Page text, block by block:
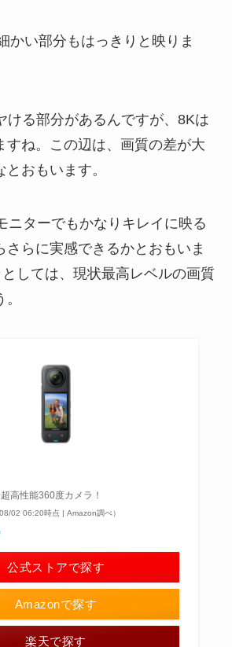
かい部分もはっきりと映りま
ける部分があるんですが、8Kは
すね。この辺は、画質の差が大
おもいます。
ニターでもかなりキレイに映る
さらに実感できるかとおもいま
しては、現状最高レベルの画質
高性能360度カメラ！
02 06:20時点 | Amazon調べ）
Amazonで探す
楽天で探す
公式ストアで探す